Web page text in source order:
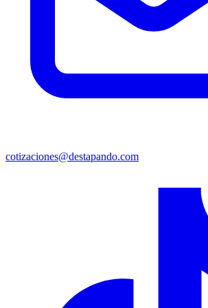
cotizaciones@destapando.com